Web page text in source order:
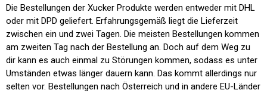
Die Bestellungen der Xucker Produkte werden entweder mit DHL
oder mit DPD geliefert. Erfahrungsgemäß liegt die Lieferzeit
zwischen ein und zwei Tagen. Die meisten Bestellungen kommen
am zweiten Tag nach der Bestellung an. Doch auf dem Weg zu
dir kann es auch einmal zu Störungen kommen, sodass es unter
Umständen etwas länger dauern kann. Das kommt allerdings nur
selten vor. Bestellungen nach Österreich und in andere EU-Länder